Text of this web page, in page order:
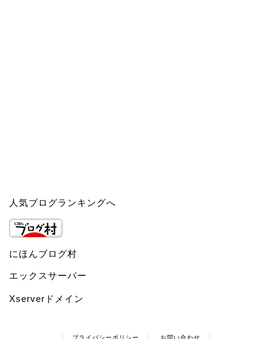
人気ブログランキングへ
にほんブログ村
エックスサーバー
Xserverドメイン
プライバシーポリシー お問い合わせ